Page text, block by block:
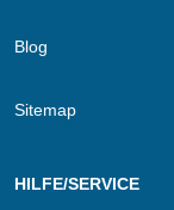
Blog
Sitemap
HILFE/SERVICE